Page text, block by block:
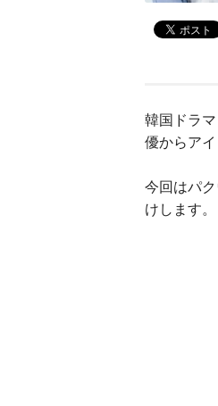
韓国ドラ
優からア
今回はパ
けします。